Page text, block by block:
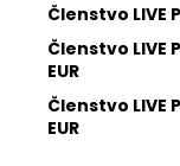
Členstvo LIVE
Členstvo LIVE
EUR
Členstvo LIVE
EUR